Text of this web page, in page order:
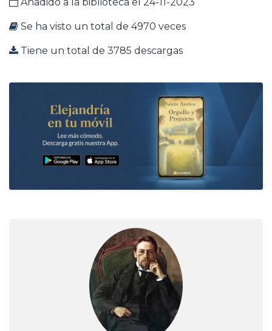
Se ha visto un total de 4970 veces
Tiene un total de 3785 descargas